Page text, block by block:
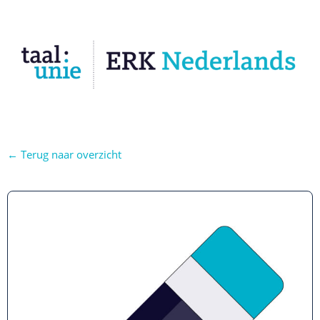
← Terug naar overzicht